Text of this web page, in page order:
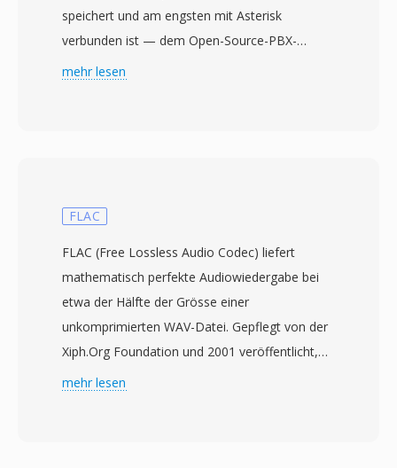
speichert und am engsten mit Asterisk
verbunden ist — dem Open-Source-PBX-
Framework, das von Digium (heute Sangoma
das Rückgrat von Asterisks Codec-
nichts als Rohsamples — keine Header, keine
Metadaten, kein Framing — sodass Parameter
Fehlen einer Selbstbeschreibung einschränkend
wirken mag, ist es tatsächlich ein Vorteil in der
Telefonie, wo das Sampleformat
mehr lesen
FLAC
FLAC (Free Lossless Audio Codec) liefert
mathematisch perfekte Audiowiedergabe bei
etwa der Hälfte der Grösse einer
unkomprimierten WAV-Datei. Gepflegt von der
Xiph.Org Foundation und 2001 veröffentlicht,
wurde FLAC schnell zum De-facto-Standard für
mehr lesen